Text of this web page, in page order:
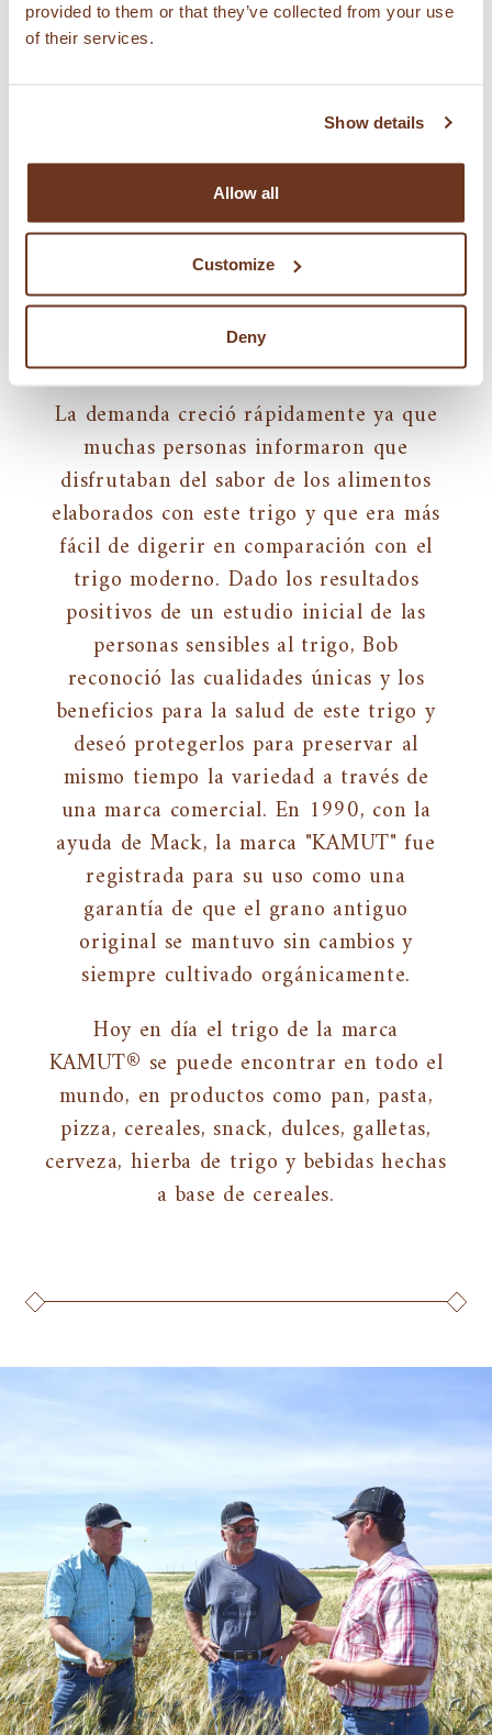
provided to them or that they’ve collected from your use
of their services.
Show details
Allow all
Customize
Deny
California. Fue el primer año en el que
su compañía, Montana Flour & Grains,
exponía promoviendo su trigo y su
harina orgánica. Gracias al interés
encontrado, sembráron la totalidad de su
oferta de 30 kg de trigo antiguo en
menos de una hectárea aumentando en
los años siguientes.
La demanda creció rápidamente ya que
muchas personas informaron que
disfrutaban del sabor de los alimentos
elaborados con este trigo y que era más
fácil de digerir en comparación con el
trigo moderno. Dado los resultados
positivos de un estudio inicial de las
personas sensibles al trigo, Bob
reconoció las cualidades únicas y los
beneficios para la salud de este trigo y
deseó protegerlos para preservar al
mismo tiempo la variedad a través de
una marca comercial. En 1990, con la
ayuda de Mack, la marca "KAMUT" fue
registrada para su uso como una
garantía de que el grano antiguo
original se mantuvo sin cambios y
siempre cultivado orgánicamente.
Hoy en día el trigo de la marca
KAMUT® se puede encontrar en todo el
mundo, en productos como pan, pasta,
pizza, cereales, snack, dulces, galletas,
cerveza, hierba de trigo y bebidas hechas
a base de cereales.